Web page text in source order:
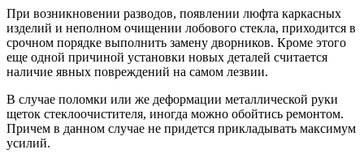
При возникновении разводов, появлении люфта каркасных
изделий и неполном очищении лобового стекла, приходится в
срочном порядке выполнить замену дворников. Кроме этого
еще одной причиной установки новых деталей считается
наличие явных повреждений на самом лезвии.
В случае поломки или же деформации металлической руки
щеток стеклоочистителя, иногда можно обойтись ремонтом.
Причем в данном случае не придется прикладывать максимум
усилий.